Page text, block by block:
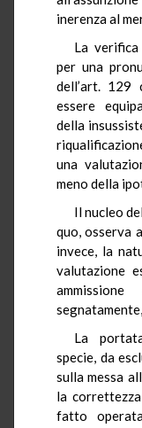
inerenza al
La
per una
dell’art. 129
essere
della
una
meno della
Il nucleo
quo, osserva
invece, la
valutazione
La
specie, da
sulla messa
la
fatto